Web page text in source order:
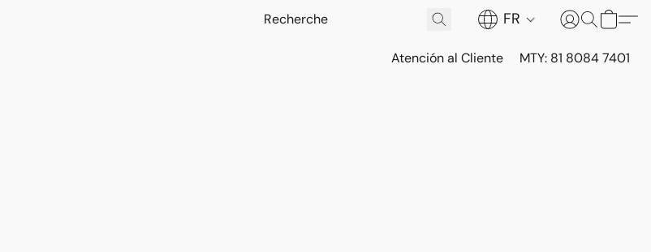
FR
Atención al Cliente MTY: 81 8084 7401